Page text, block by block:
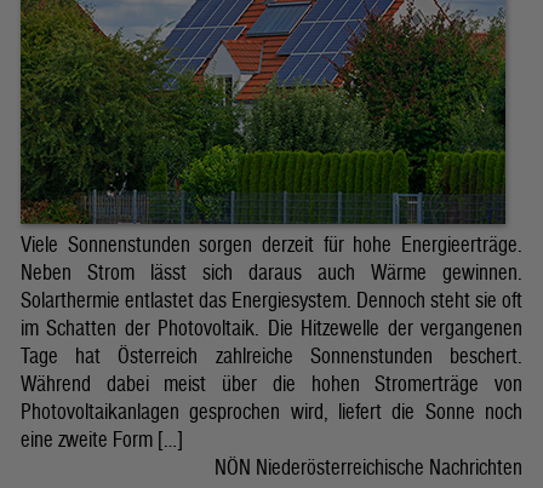
Viele Sonnenstunden sorgen derzeit für hohe Energieerträge.
Neben Strom lässt sich daraus auch Wärme gewinnen.
Solarthermie entlastet das Energiesystem. Dennoch steht sie oft
im Schatten der Photovoltaik. Die Hitzewelle der vergangenen
Tage hat Österreich zahlreiche Sonnenstunden beschert.
Während dabei meist über die hohen Stromerträge von
Photovoltaikanlagen gesprochen wird, liefert die Sonne noch
eine zweite Form […]
NÖN Niederösterreichische Nachrichten